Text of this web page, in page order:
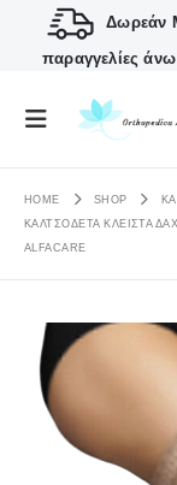
Δωρεάν
παραγγελίες
HOME SHOP
ΚΑΛΤΣΟΔΈΤΑ ΚΛΕΙΣΤΆ
ALFACARE